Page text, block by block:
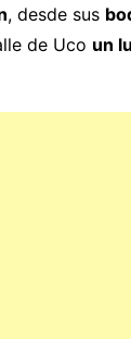
, desde sus
de Uco un